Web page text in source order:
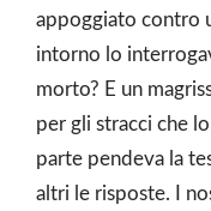
appoggiato contro
intorno lo
morto? E un
per gli stracci che
parte pendeva la
altri le risposte. I